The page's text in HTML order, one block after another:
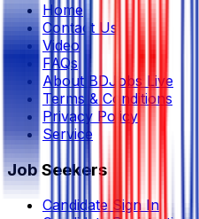
Home
Contact Us
Video
FAQs
About BDJobs Live
Terms & Conditions
Privacy Policy
Service
Job Seekers
Candidate Sign In